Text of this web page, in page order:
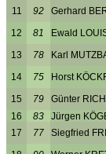
11 92 Gerhard
12 81 Ewald
13 78 Karl
14 75 Horst
15 79 Günter
16
83 Jürgen
17
77 Siegfried